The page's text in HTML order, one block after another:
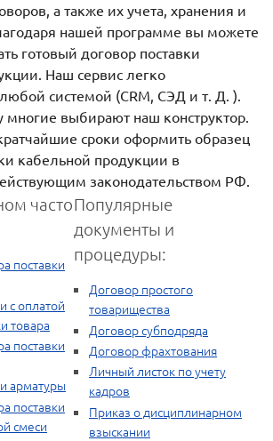
а также их учета, хранения и
нашей программе вы можете
готовый договор поставки
Наш сервис легко
любой системой (CRM, СЭД и т. Д. ).
многие выбирают наш конструктор.
сроки оформить образец
кабельной продукции в
законодательством РФ.
часто
поставки
с оплатой
товара
поставки
арматуры
поставки
смеси
Популярные
документы и
процедуры:
Договор простого
товарищества
Договор субподряда
Договор фрахтования
Личный листок по учету
кадров
Приказ о дисциплинарном
взыскании